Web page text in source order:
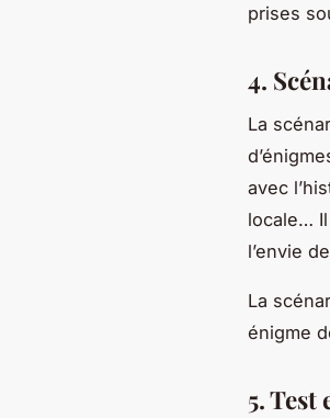
prises
4.
La
avec
locale…
l’envie
La
énigme
5.